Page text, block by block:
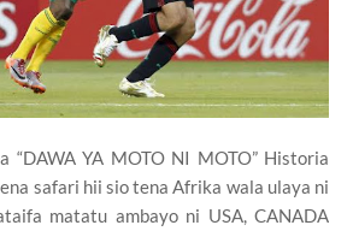
“DAWA YA MOTO NI MOTO” Historia
safari hii sio tena Afrika wala ulaya ni
matatu ambayo ni USA, CANADA